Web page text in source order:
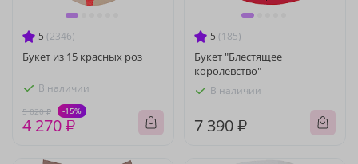
5 (2346)
Букет из 15 красных роз
В наличии
5 020 ₽ -15%
4 270 ₽
5 (185)
Букет "Блестящее
королевство"
В наличии
7 390 ₽